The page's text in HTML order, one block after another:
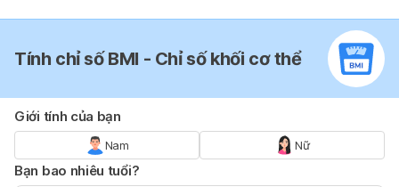
Tính chỉ số BMI - Chỉ số khối cơ thể
Giới tính của bạn
Nam Nữ
Bạn bao nhiêu tuổi?